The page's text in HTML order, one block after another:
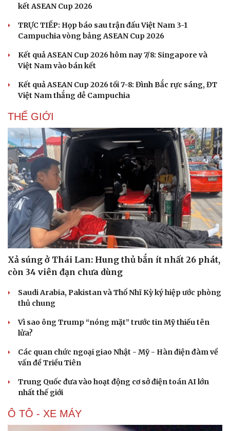
Du lịch
Tư vấn
Câu chuyện thời sự
kết ASEAN Cup 2026
TRỰC TIẾP: Họp báo sau trận đấu Việt Nam 3-1
Campuchia vòng bảng ASEAN Cup 2026
Kết quả ASEAN Cup 2026 hôm nay 7/8: Singapore và
Việt Nam vào bán kết
Kết quả ASEAN Cup 2026 tối 7-8: Đình Bắc rực sáng, ĐT
Việt Nam thắng dễ Campuchia
THẾ GIỚI
Xả súng ở Thái Lan: Hung thủ bắn ít nhất 26 phát,
còn 34 viên đạn chưa dùng
Saudi Arabia, Pakistan và Thổ Nhĩ Kỳ ký hiệp ước phòng
thủ chung
Vì sao ông Trump “nóng mặt” trước tin Mỹ thiếu tên
lửa?
Các quan chức ngoại giao Nhật - Mỹ - Hàn điện đàm về
vấn đề Triều Tiên
Trung Quốc đưa vào hoạt động cơ sở điện toán AI lớn
nhất thế giới
Ô TÔ - XE MÁY